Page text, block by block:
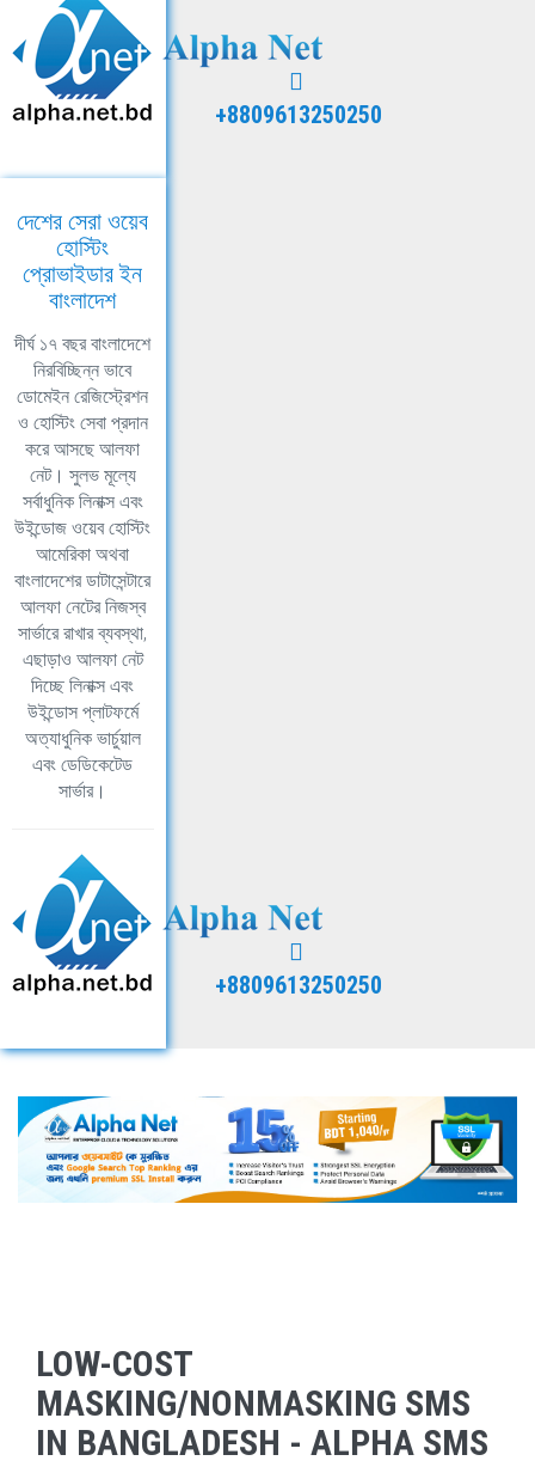
+8809613250250
দেশের সেরা ওয়েব
হোস্টিং
প্রোভাইডার ইন
বাংলাদেশ
দীর্ঘ ১৭ বছর বাংলাদেশে
নিরবিচ্ছিন্ন ভাবে
ডোমেইন রেজিস্ট্রেশন
ও হোস্টিং সেবা প্রদান
করে আসছে আলফা
নেট। সুলভ মূল্যে
সর্বাধুনিক লিনাক্স এবং
উইন্ডোজ ওয়েব হোস্টিং
আমেরিকা অথবা
বাংলাদেশের ডাটাসেন্টারে
আলফা নেটের নিজস্ব
সার্ভারে রাখার ব্যবস্থা,
এছাড়াও আলফা নেট
দিচ্ছে লিনাক্স এবং
উইন্ডোস প্লাটফর্মে
অত্যাধুনিক ভার্চুয়াল
এবং ডেডিকেটেড
সার্ভার।
+8809613250250
LOW-COST
MASKING/NONMASKING SMS
IN BANGLADESH - ALPHA SMS